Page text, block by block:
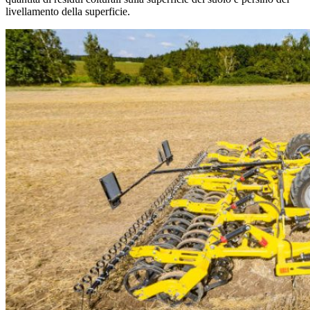
livellamento della superficie.